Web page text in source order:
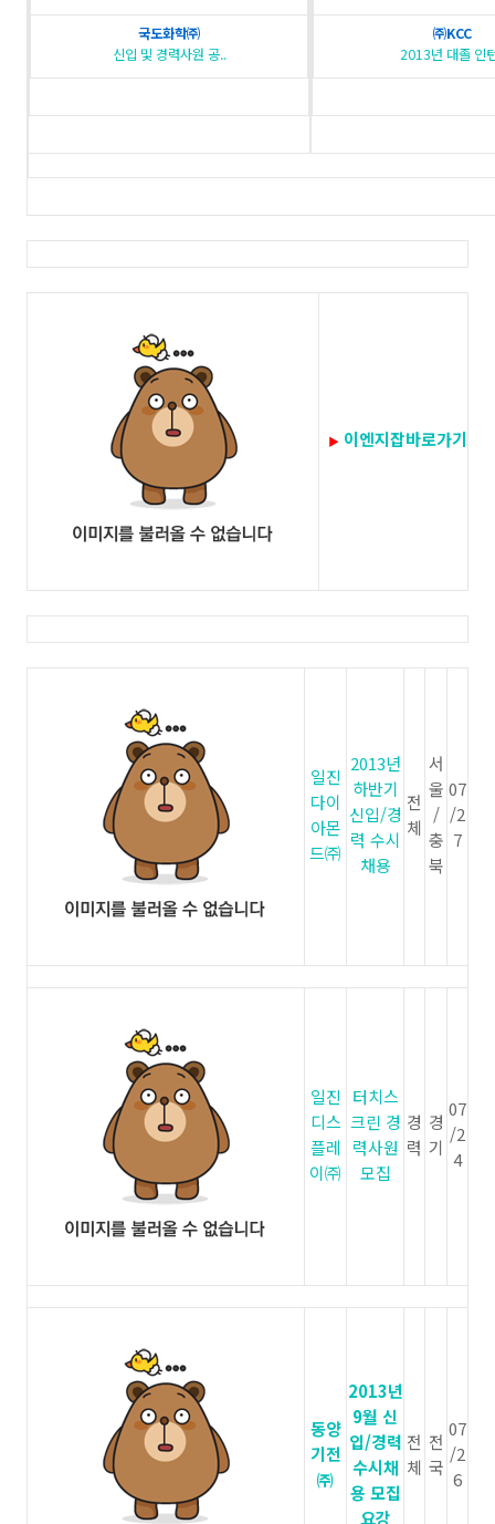
국도화학㈜
신입 및 경력사원 공..
㈜KCC
2013년 대졸 인
▶ 이엔지잡바로가기
일진
다이
아몬
드㈜
2013년
하반기
신입/경
력 수시
채용
전
체
서
울
/
충
북
07
/2
7
일진
디스
플레
이㈜
터치스
크린 경
력사원
모집
경
력
경
기
07
/2
4
동양
기전
㈜
2013년
9월 신
입/경력
수시채
용 모집
요강
전
체
전
국
07
/2
6